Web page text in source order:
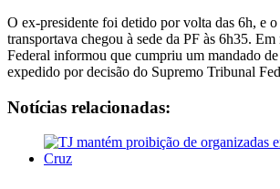
O ex-presidente foi detido por volta das 6h, e
transportava chegou à sede da PF às 6h35.
Federal informou que cumpriu um mandado
expedido por decisão do Supremo Tribunal
Notícias relacionadas: